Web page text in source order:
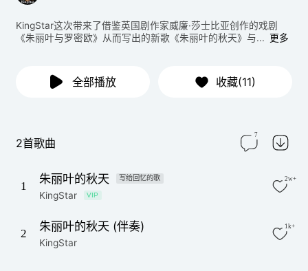
KingStar这次带来了借鉴英国剧作家威廉·莎士比亚创作的戏剧
《朱丽叶与罗密欧》从而写出的新歌《朱丽叶的秋天》与... 更多
全部播放 收藏(11)
2首歌曲
7
1
朱丽叶的秋天 写给回忆的歌
KingStar VIP
2w+
2
朱丽叶的秋天 (伴奏)
KingStar
1k+